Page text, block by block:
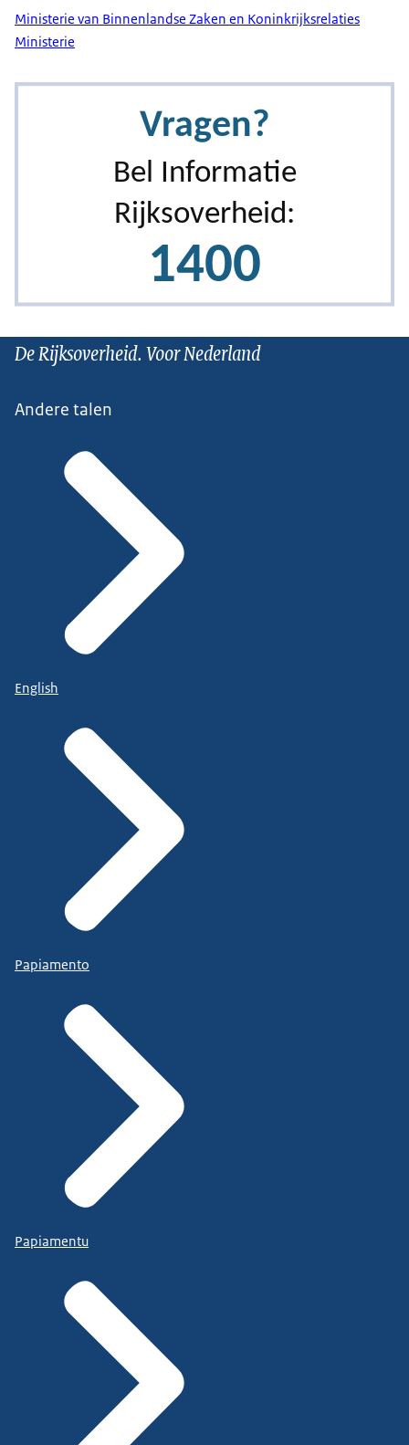
Ministerie van Binnenlandse Zaken en Koninkrijksrelaties
Ministerie
De Rijksoverheid. Voor Nederland
Andere talen
English
Papiamento
Papiamentu